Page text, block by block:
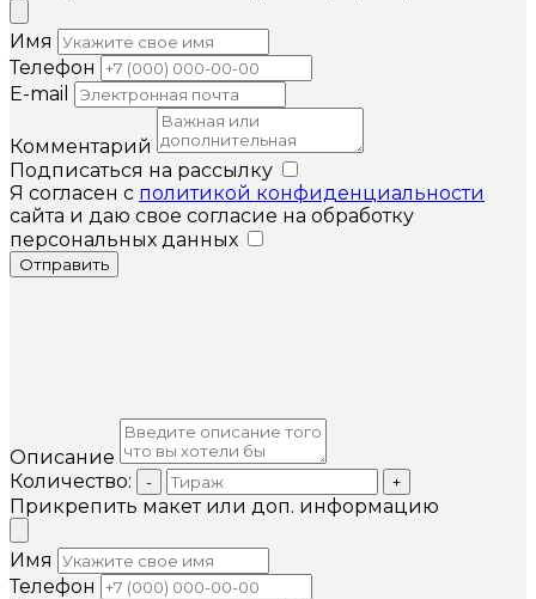
Имя
Телефон
E-mail
Комментарий
Подписаться на рассылку
Я согласен с политикой конфиденциальности
сайта и даю свое согласие на обработку
персональных данных
Отправить
Описание
Количество:
- +
Прикрепить макет или доп. информацию
Имя
Телефон